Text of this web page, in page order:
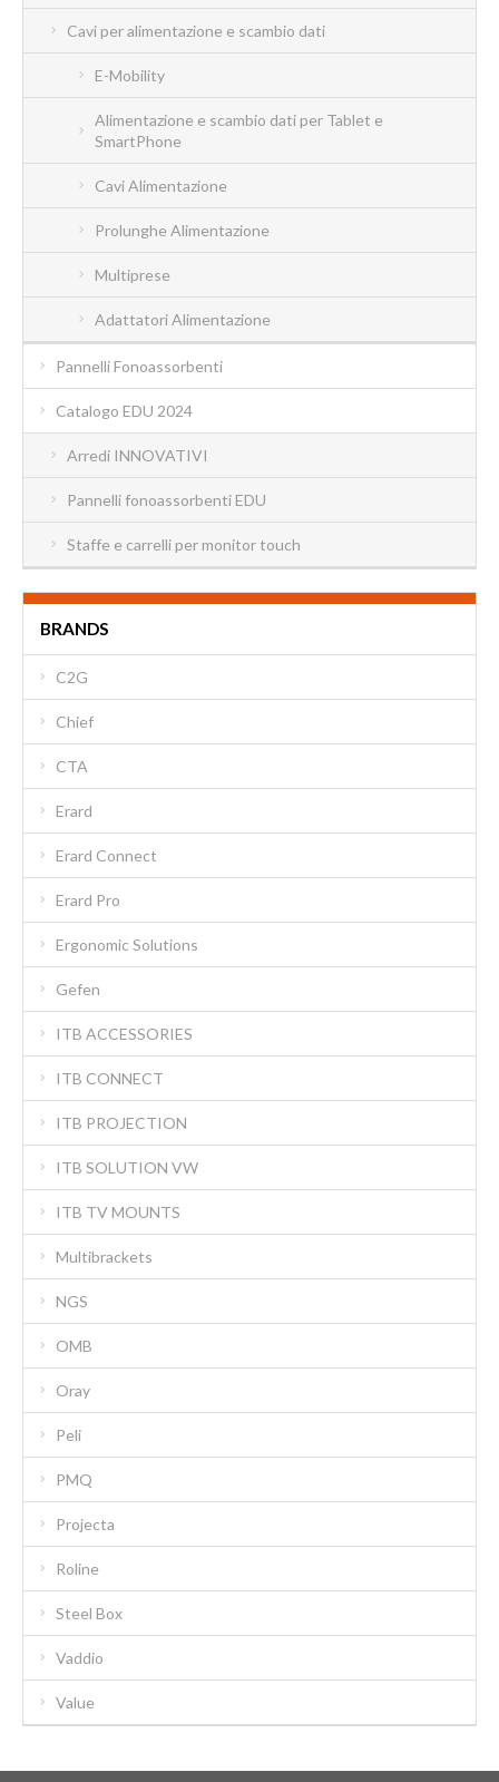
Cavi per alimentazione e scambio dati
E-Mobility
Alimentazione e scambio dati per Tablet e
SmartPhone
Cavi Alimentazione
Prolunghe Alimentazione
Multiprese
Adattatori Alimentazione
Pannelli Fonoassorbenti
Catalogo EDU 2024
Arredi INNOVATIVI
Pannelli fonoassorbenti EDU
Staffe e carrelli per monitor touch
BRANDS
C2G
Chief
CTA
Erard
Erard Connect
Erard Pro
Ergonomic Solutions
Gefen
ITB ACCESSORIES
ITB CONNECT
ITB PROJECTION
ITB SOLUTION VW
ITB TV MOUNTS
Multibrackets
NGS
OMB
Oray
Peli
PMQ
Projecta
Roline
Steel Box
Vaddio
Value